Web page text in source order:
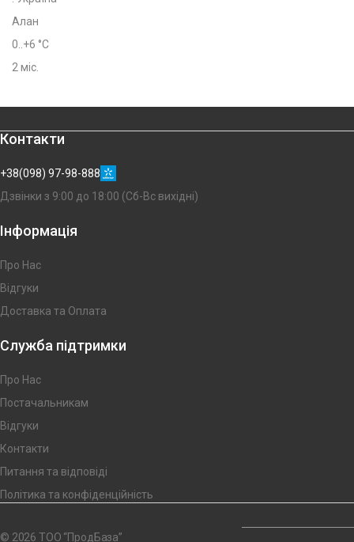
Алан
0..+6 °C
2 міс.
Контакти
+38(098) 97-98-888
Дзвінки з 9:00 до 18:00 (Сб-Вс вихідні)
Інформація
Про Нас
Відгуки
Доставка та Оплата
Служба підтримки
Про Нас
Постачальникам
Відгуки
Контакти
Питання та відповіді
Політика та конфіденційність
© 2026 ТОО “ПродБаза”